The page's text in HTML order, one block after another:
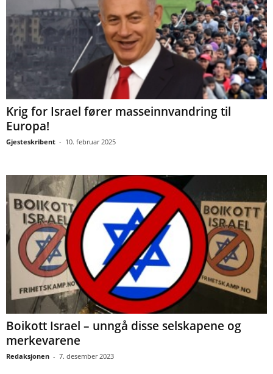
Krig for Israel fører masseinnvandring til
Europa!
Gjesteskribent - 10. februar 2025
Boikott Israel – unngå disse selskapene og
merkevarene
Redaksjonen - 7. desember 2023